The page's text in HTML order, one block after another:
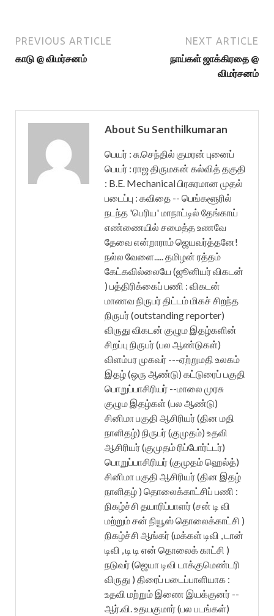
PREVIOUS ARTICLE
காடு @ விமர்சனம்
NEXT ARTICLE
நாய்கள் ஜாக்கிரதை @
விமர்சனம்
About Su Senthilkumaran
பெயர் : சு.செந்தில் குமரன் புனைப்
பெயர் : ராஜ திருமகன் கல்வித் தகுதி
: B.E. Mechanical பிரசுரமான முதல்
படைப்பு : கவிதை -- பெங்களூரில்
நடந்த 'பெரிய' மாநாட்டில் தேங்காய்
எண்ணையில் சமைத்த உணவே
தேவை என்றாராம் ஜெயவர்த்தனே!
நல்ல வேளை..... தமிழன் ரத்தம்
கேட்கவில்லையே (ஜூனியர் விகடன்
) பத்திரிக்கைப் பணி : விகடன்
மாணவ நிருபர் திட்டம் மிகச் சிறந்த
நிருபர் (outstanding reporter)
விருது விகடன் குழும இதழ்களின்
சிறப்பு நிருபர் (பல ஆண்டுகள்)
விளம்பர முகவர் ---ஏற்றுமதி உலகம்
இதழ் (ஒரு ஆண்டு) கட்டுரைப் பகுதி
பொறுப்பாசிரியர் --மாலை முரசு
குழும இதழ்கள் (பல ஆண்டு)
சினிமா பகுதி ஆசிரியர் (தின மதி
நாளிதழ்) நிருபர் (குமுதம்) உதவி
ஆசிரியர் (குமுதம் ரிப்போர்ட்டர்)
பொறுப்பாசிரியர் (குமுதம் ஹெல்த்)
சினிமா பகுதி ஆசிரியர் (தின இதழ்
நாளிதழ் ) தொலைக்காட்சிப் பணி :
நிகழ்ச்சி தயாரிப்பாளர் (சன் டி வி
மற்றும் சன் நியூஸ் தொலைக்காட்சி )
நிகழ்ச்சி ஆங்கர் (மக்கள் டிவி , டான்
டிவி , டி டி என் தொலைக் காட்சி )
நடுவர் (ஜெயா டிவி டாக்குமெண்டரி
விருது ) திரைப் படைப்பாளியாக :
உதவி மற்றும் இணை இயக்குனர் --
ஆர்.வி. உதயகுமார் (பல படங்கள்)